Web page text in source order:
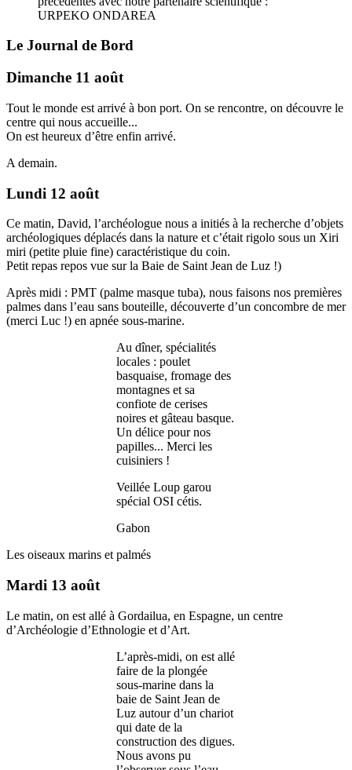
URPEKO ONDAREA
Le Journal de Bord
Dimanche 11 août
Tout le monde est arrivé à bon port. On se rencontre, on découvre le
centre qui nous accueille...
On est heureux d’être enfin arrivé.
A demain.
Lundi 12 août
Ce matin, David, l’archéologue nous a initiés à la recherche d’objets
archéologiques déplacés dans la nature et c’était rigolo sous un Xiri
miri (petite pluie fine) caractéristique du coin.
Petit repas repos vue sur la Baie de Saint Jean de Luz !)
Après midi : PMT (palme masque tuba), nous faisons nos premières
palmes dans l’eau sans bouteille, découverte d’un concombre de mer
(merci Luc !) en apnée sous-marine.
Au dîner, spécialités
locales : poulet
basquaise, fromage des
montagnes et sa
confiote de cerises
noires et gâteau basque.
Un délice pour nos
papilles... Merci les
cuisiniers !
Veillée Loup garou
spécial OSI cétis.
Gabon
Les oiseaux marins et palmés
Mardi 13 août
Le matin, on est allé à Gordailua, en Espagne, un centre
d’Archéologie d’Ethnologie et d’Art.
L’après-midi, on est allé
faire de la plongée
sous-marine dans la
baie de Saint Jean de
Luz autour d’un chariot
qui date de la
construction des digues.
Nous avons pu